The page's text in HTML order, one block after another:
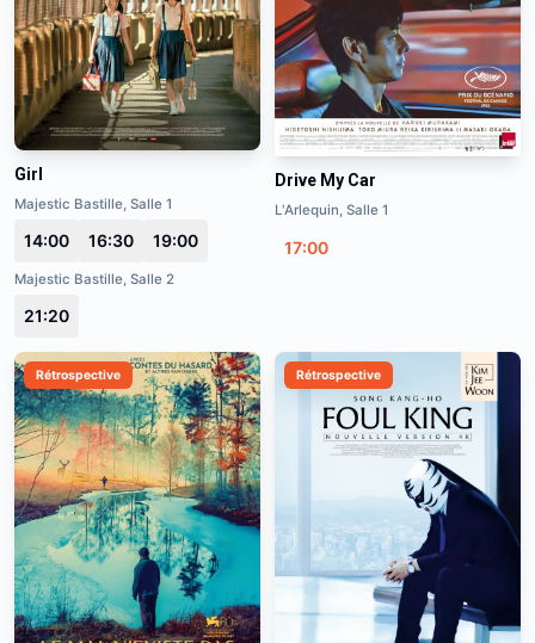
Girl
Majestic Bastille, Salle 1
14:00 16:30 19:00
Majestic Bastille, Salle 2
21:20
Drive My Car
L'Arlequin, Salle 1
17:00
Rétrospective Rétrospective